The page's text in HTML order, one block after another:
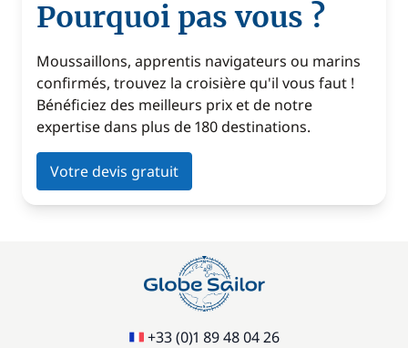
Pourquoi pas vous ?
Moussaillons, apprentis navigateurs ou marins
confirmés, trouvez la croisière qu'il vous faut !
Bénéficiez des meilleurs prix et de notre
expertise dans plus de 180 destinations.
Votre devis gratuit
+33 (0)1 89 48 04 26